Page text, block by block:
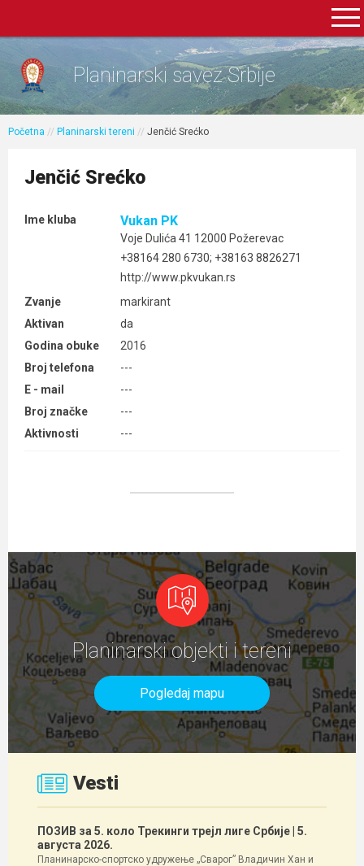
Planinarski savez Srbije
Početna // Planinarski tereni // Jenčić Srećko
Jenčić Srećko
Ime kluba Vukan PK
Voje Dulića 41 12000 Požerevac
+38164 280 6730; +38163 8826271
http://www.pkvukan.rs
Zvanje
markirant
Aktivan
da
Godina obuke
2016
Broj telefona
---
E - mail
---
Broj značke
---
Aktivnosti
---
Planinarski objekti i tereni
Pogledaj mapu
Vesti
ПОЗИВ за 5. коло Трекинги трејл лиге Србије | 5.
августа 2026.
Планинарско-спортско удружење „Сварог” Владичин Хан и